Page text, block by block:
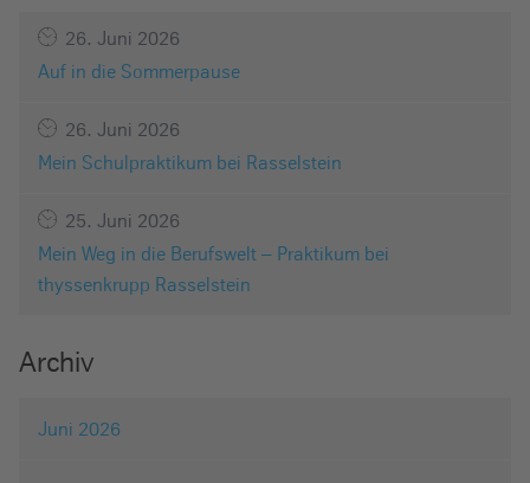
26. Juni 2026
Auf in die Sommerpause
26. Juni 2026
Mein Schulpraktikum bei Rasselstein
25. Juni 2026
Mein Weg in die Berufswelt – Praktikum bei
thyssenkrupp Rasselstein
Archiv
Juni 2026